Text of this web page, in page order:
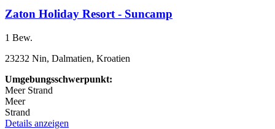
Zaton Holiday Resort - Suncamp
1 Bew.
23232 Nin, Dalmatien, Kroatien
Umgebungsschwerpunkt:
Meer Strand
Meer
Strand
Details anzeigen